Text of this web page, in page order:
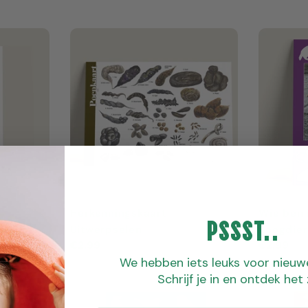
prijs
Pssst..
We hebben iets leuks voor
Schrijf je in en ontdek het